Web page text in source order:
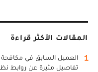
المقالات الأكثر قراءة
1
العميل السابق في
تفاصيل مثيرة عن روابط